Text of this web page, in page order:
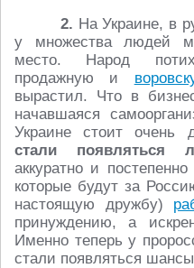
2. На Украине, в
у множества людей
место. Народ
продажную и
вырастил. Что в
начавшаяся
Украине стоит очень
стали появляться
аккуратно и
которые будут за
настоящую дружбу)
принуждению, а
Именно теперь у
стали появляться